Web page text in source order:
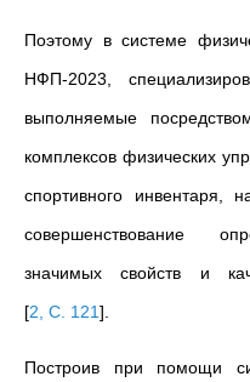
Поэтому в системе
НФП-2023,
выполняемые
комплексов физических
спортивного инвентаря,
совершенствование
значимых свойств и
[2, С. 121]
Построив при помощи